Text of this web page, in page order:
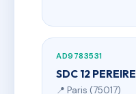
AD9783531
SDC 12 PEREIRE
📍 Paris (75017)